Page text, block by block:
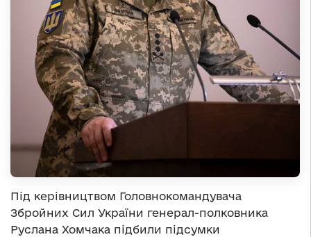
Під керівництвом Головнокомандувача
Збройних Сил України генерал-полковника
Руслана Хомчака підбили підсумки